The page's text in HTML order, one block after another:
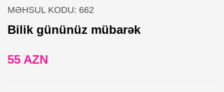
MƏHSUL KODU: 662
Bilik gününüz mübarək
55 AZN